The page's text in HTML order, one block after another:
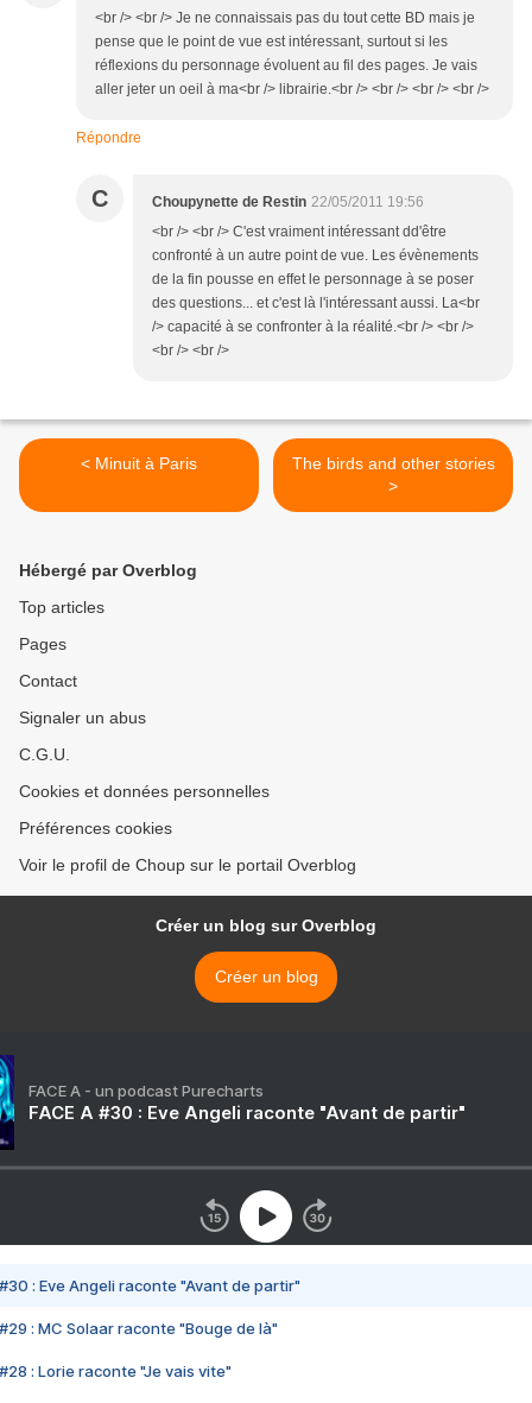
<br /> <br /> Je ne connaissais pas du tout cette BD mais je
pense que le point de vue est intéressant, surtout si les
réflexions du personnage évoluent au fil des pages. Je vais
aller jeter un oeil à ma<br /> librairie.<br /> <br /> <br /> <br />
Répondre
C Choupynette de Restin 22/05/2011 19:56
<br /> <br /> C'est vraiment intéressant dd'être
confronté à un autre point de vue. Les évènements
de la fin pousse en effet le personnage à se poser
des questions... et c'est là l'intéressant aussi. La<br
/> capacité à se confronter à la réalité.<br /> <br />
<br /> <br />
< Minuit à Paris
The birds and other stories
>
Hébergé par Overblog
Top articles
Pages
Contact
Signaler un abus
C.G.U.
Cookies et données personnelles
Préférences cookies
Voir le profil de Choup sur le portail Overblog
Créer un blog sur Overblog
Créer un blog
FACE A - un podcast Purecharts
FACE A #30 : Eve Angeli raconte "Avant de partir"
#30 : Eve Angeli raconte "Avant de partir"
#29 : MC Solaar raconte "Bouge de là"
#28 : Lorie raconte "Je vais vite"